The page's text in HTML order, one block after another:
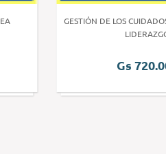
GESTIÓN DE LOS
Gs